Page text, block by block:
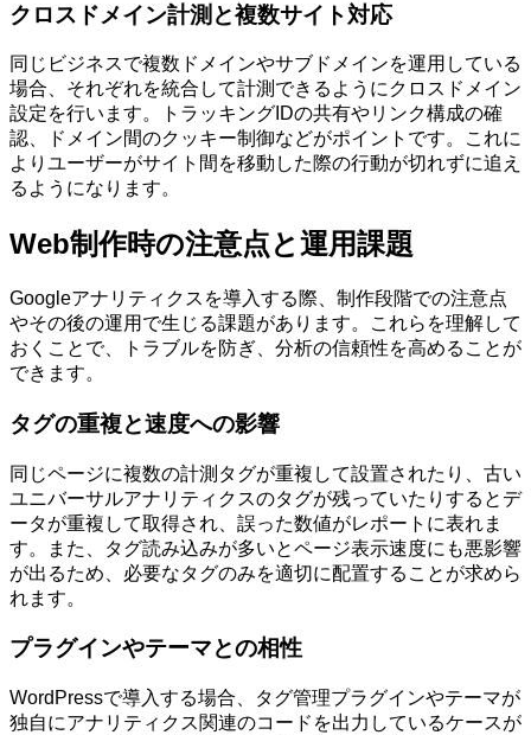
クロスドメイン計測と複数サイト対応
同じビジネスで複数ドメインやサブドメインを運用している
場合、それぞれを統合して計測できるようにクロスドメイン
設定を行います。トラッキングIDの共有やリンク構成の確
認、ドメイン間のクッキー制御などがポイントです。これに
よりユーザーがサイト間を移動した際の行動が切れずに追え
るようになります。
Web制作時の注意点と運用課題
Googleアナリティクスを導入する際、制作段階での注意点
やその後の運用で生じる課題があります。これらを理解して
おくことで、トラブルを防ぎ、分析の信頼性を高めることが
できます。
タグの重複と速度への影響
同じページに複数の計測タグが重複して設置されたり、古い
ユニバーサルアナリティクスのタグが残っていたりするとデ
ータが重複して取得され、誤った数値がレポートに表れま
す。また、タグ読み込みが多いとページ表示速度にも悪影響
が出るため、必要なタグのみを適切に配置することが求めら
れます。
プラグインやテーマとの相性
WordPressで導入する場合、タグ管理プラグインやテーマが
独自にアナリティクス関連のコードを出力しているケースが